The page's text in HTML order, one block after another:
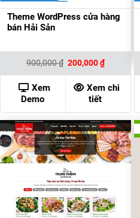
Theme WordPress cửa hàng
bán Hải Sản
900,000₫ Giá
là:
900,000 ₫.
200,000₫Giá
hiện
tại
là:
200,000 ₫.
Xem
Demo
Xem chi
tiết